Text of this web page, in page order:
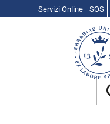
Servizi Online SOS